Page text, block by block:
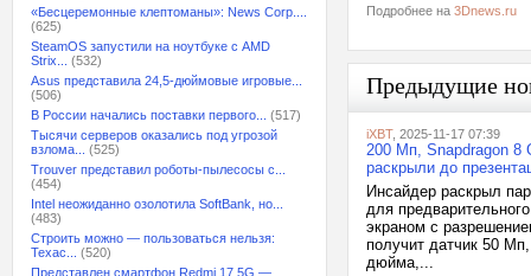
«Бесцеремонные клептоманы»: News Corp....
(625)
SteamOS запустили на ноутбуке с AMD
Strix...
(532)
Asus представила 24,5-дюймовые игровые...
(506)
В России начались поставки первого...
(517)
Тысячи серверов оказались под угрозой
взлома...
(525)
Trouver представил роботы-пылесосы с...
(454)
Intel неожиданно озолотила SoftBank, но...
(483)
Строить можно — пользоваться нельзя:
Техас...
(520)
Представлен смартфон Redmi 17 5G —
Подробнее на 3Dnews.ru
Предыдущие
iXBT, 2025-11-17 07:39
200 Мп, Snapdragon 8
раскрыли до
Инсайдер раскрыл
для
экраном с
получит датчик 50
дюйма,...